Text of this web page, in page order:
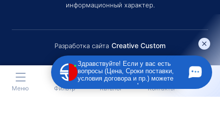
информационный характер.
Разработка сайта Creative Custom
Меню Фильтр Каталог Контакты
Здравствуйте! Если у вас есть
вопросы (Цена, Сроки поставки,
условия договора и пр.) можете
задать их мне в чат!